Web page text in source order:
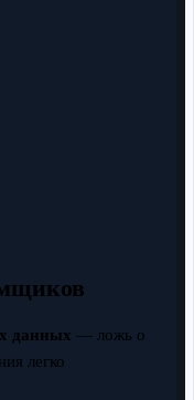
данных — ложь о
легко